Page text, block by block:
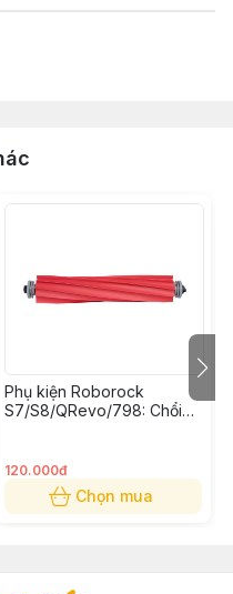
Phụ kiện Roborock
S7/S8/QRevo/798: Chổi
120.000đ
Chọn mua